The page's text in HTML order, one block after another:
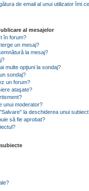
de email al unui utilizator îmi
al mesajelor
în forum?
un mesaj?
la mesaj?
multe opţiuni la sondaj?
sondaj?
un forum?
ataşate?
unui moderator?
la deschiderea unui
să fie aprobat?